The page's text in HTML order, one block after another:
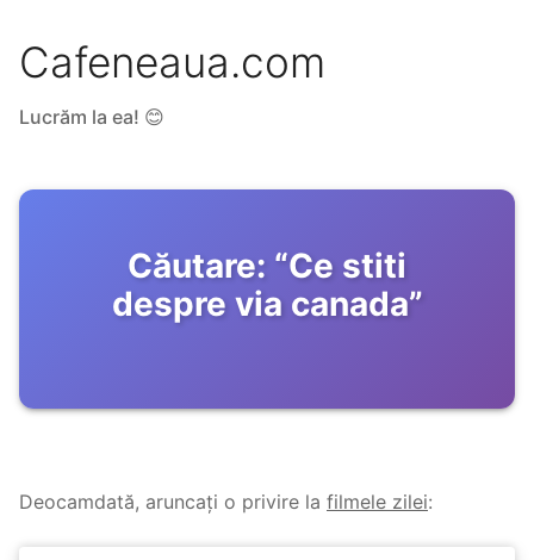
Cafeneaua.com
Lucrăm la ea! 😊
Căutare: “Ce stiti
despre via canada”
Deocamdată, aruncați o privire la filmele zilei: